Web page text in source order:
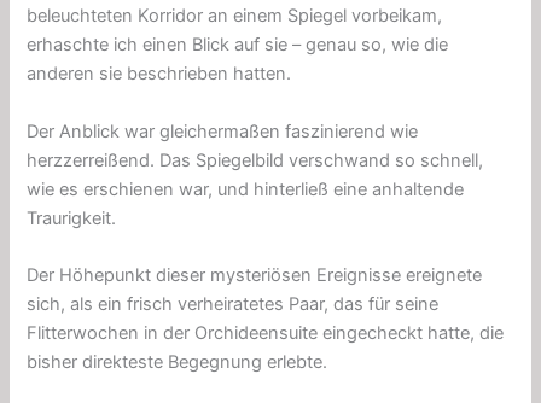
beleuchteten Korridor an einem Spiegel vorbeikam,
erhaschte ich einen Blick auf sie – genau so, wie die
anderen sie beschrieben hatten.
Der Anblick war gleichermaßen faszinierend wie
herzzerreißend. Das Spiegelbild verschwand so schnell,
wie es erschienen war, und hinterließ eine anhaltende
Traurigkeit.
Der Höhepunkt dieser mysteriösen Ereignisse ereignete
sich, als ein frisch verheiratetes Paar, das für seine
Flitterwochen in der Orchideensuite eingecheckt hatte, die
bisher direkteste Begegnung erlebte.